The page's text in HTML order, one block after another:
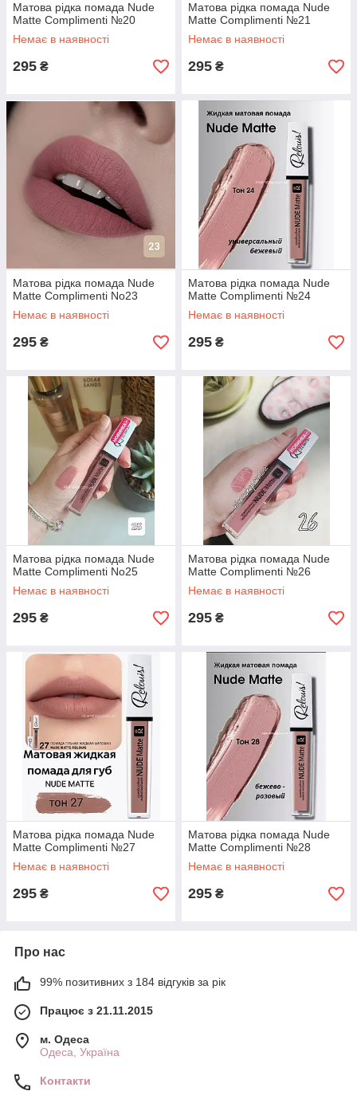
Матова рідка помада Nude
Matte Complimenti №20
Немає в наявності
295 ₴
Матова рідка помада Nude
Matte Complimenti №21
Немає в наявності
295 ₴
Матова рідка помада Nude
Matte Complimenti No23
Немає в наявності
295 ₴
Матова рідка помада Nude
Matte Complimenti №24
Немає в наявності
295 ₴
Матова рідка помада Nude
Matte Complimenti No25
Немає в наявності
295 ₴
Матова рідка помада Nude
Matte Complimenti №26
Немає в наявності
295 ₴
Матова рідка помада Nude
Matte Complimenti №27
Немає в наявності
295 ₴
Матова рідка помада Nude
Matte Complimenti №28
Немає в наявності
295 ₴
Про нас
99% позитивних з 184 відгуків за рік
Працює з 21.11.2015
м. Одеса
Одеса, Україна
Контакти